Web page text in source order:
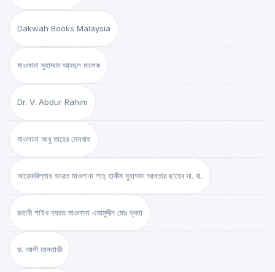
Dakwah Books Malaysia
মাওলানা মুহাম্মাদ আবদুল মালেক
Dr. V. Abdur Rahim
মাওলানা আবু তাহের মেসবাহ
আরেফবিল্লাহ হযরত মাওলানা শাহ্ হাকীম মুহাম্মাদ আখতার ছাহেব দা. বা.
রূহানী শাইখ হযরত মাওলানা এমামুদ্দীন মোঃ ত্বহা
ড. আলী তানতাভী